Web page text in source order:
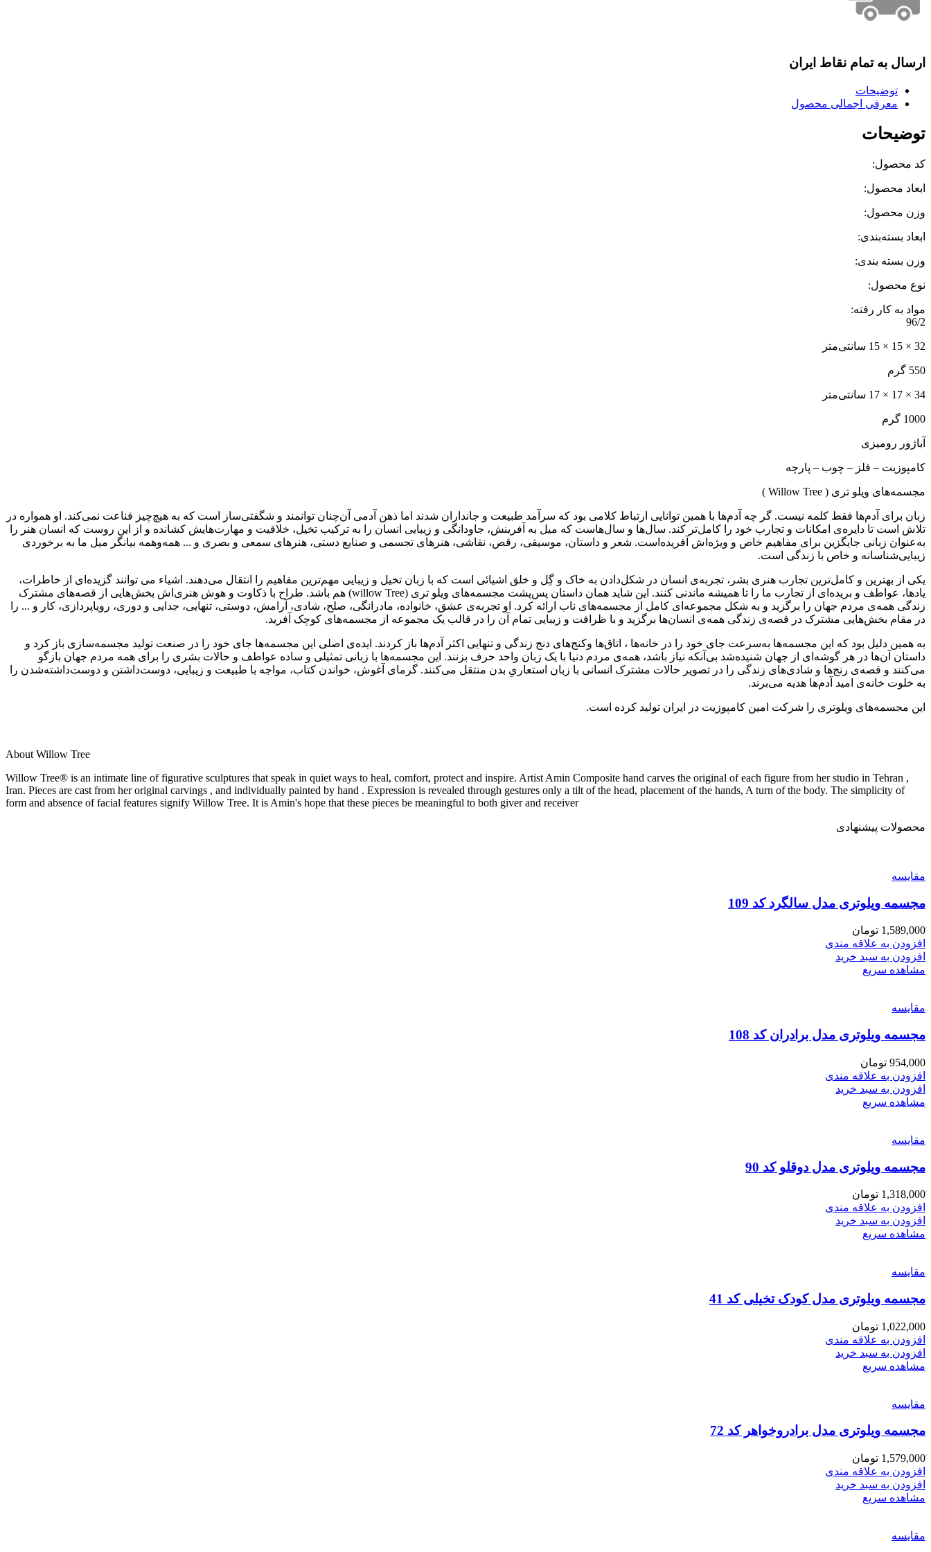
ارسال به تمام نقاط ایران
توضیحات
معرفی اجمالی محصول
توضیحات
کد محصول:
ابعاد محصول:
وزن محصول:
ابعاد بسته‌بندی:
وزن بسته بندی:
نوع محصول:
مواد به کار رفته:
96/2
32 × 15 × 15 سانتی‌متر
550 گرم
34 × 17 × 17 سانتی‌متر
1000 گرم
آباژور رومیزی
کامپوزیت – فلز – چوب – پارچه
مجسمه‌های ویلو تری ( Willow Tree )
زبان برای آدم‌ها فقط کلمه نیست. گر چه آدم‌ها با همین توانایی ارتباط کلامی بود که سرآمد طبیعت و جانداران شدند اما ذهن آدمی آن‌چنان توانمند و شگفتی‌ساز است که به هیچ‌چیز قناعت نمی‌کند. او همواره در
تلاش است تا دایره‌ی امکانات و تجارب خود را کامل‌تر کند. سال‌ها و سال‌هاست که میل به آفرینش، جاودانگی و زیبایی انسان را به ترکیب تخیل، خلاقیت و مهارت‌هایش کشانده و از این روست که انسان هنر را
به‌عنوان زبانی جایگزین برای مفاهیم خاص و ویژ‌ه‌اش آفریده‌است. شعر و داستان، موسیقی، رقص، نقاشی، هنرهای تجسمی و صنایع دستی، هنرهای سمعی و بصری و ... همه‌وهمه بیانگر میل ما به برخوردی
زیبایی‌شناسانه و خاص با زندگی است.
یکی از بهترین و کامل‌ترین تجارب هنری بشر، تجربه‌ی انسان در شکل‌دادن به خاک و گِل و خلق اشیائی است که با زبان تخیل و زیبایی مهم‌ترین مفاهیم را انتقال می‌دهند. اشیاء می توانند گزیده‌ای از خاطرات،
یادها، عواطف و بریده‌ای از تجارب ما را تا همیشه ماندنی کنند. این شاید همان داستان پس‌پشت مجسمه‌های ویلو تری (willow Tree) هم باشد. طراح با ذکاوت و هوش هنری‌اش بخش‌هایی از قصه‌های مشترک
زندگی همه‌ی مردم جهان را برگزید و به شکل مجموعه‌ای کامل از مجسمه‌های ناب ارائه کرد. او تجربه‌ی عشق، خانواده، مادرانگی، صلح، شادی، آرامش، دوستی، تنهایی، جدایی و دوری، رویاپردازی، کار و ... را
در مقام بخش‌هایی مشترک در قصه‌ی زندگی همه‌ی انسان‌ها برگزید و با ظرافت و زیبایی تمام آن را در قالب یک مجموعه از مجسمه‌های کوچک آفرید.
به همین دلیل بود که این مجسمه‌ها به‌سرعت جای خود را در خانه‌ها ، اتاق‌ها وکنج‌های دنج زندگی و تنهایی اکثر آدم‌ها باز کردند. ایده‌ی اصلی این مجسمه‌ها جای خود را در صنعت تولید مجسمه‌سازی باز کرد و
داستان آن‌ها در هر گوشه‌ای از جهان شنیده‌شد بی‌آنکه نیاز باشد، همه‌ی مردم دنیا با یک زبان واحد حرف بزنند. این مجسمه‌ها با زبانی تمثیلی و ساده عواطف و حالات بشری را برای همه مردم جهان بازگو
می‌کنند و قصه‌ی رنج‌ها و شادی‌های زندگی را در تصویر حالات مشترک انسانی با زبان استعاریِ بدن منتقل می‌کنند. گرمای آغوش، خواندن کتاب، مواجه با طبیعت و زیبایی، دوست‌داشتن و دوست‌داشته‌شدن را
به خلوت خانه‌ی امید آدم‌ها هدیه می‌برند.
این مجسمه‌های ویلوتری را شرکت امین کامپوزیت در ایران تولید کرده است.
About Willow Tree
Willow Tree® is an intimate line of figurative sculptures that speak in quiet ways to heal, comfort, protect and inspire. Artist Amin Composite hand carves the original of each figure from her studio in Tehran ,
Iran. Pieces are cast from her original carvings , and individually painted by hand . Expression is revealed through gestures only a tilt of the head, placement of the hands, A turn of the body. The simplicity of
form and absence of facial features signify Willow Tree. It is Amin's hope that these pieces be meaningful to both giver and receiver
محصولات پیشنهادی
مقایسه
مجسمه ویلوتری مدل سالگرد کد 109
1,589,000 تومان
افزودن به علاقه مندی
افزودن به سبد خرید
مشاهده سریع
مقایسه
مجسمه ویلوتری مدل برادران کد 108
954,000 تومان
افزودن به علاقه مندی
افزودن به سبد خرید
مشاهده سریع
مقایسه
مجسمه ویلوتری مدل دوقلو کد 90
1,318,000 تومان
افزودن به علاقه مندی
افزودن به سبد خرید
مشاهده سریع
مقایسه
مجسمه ویلوتری مدل کودک تخیلی کد 41
1,022,000 تومان
افزودن به علاقه مندی
افزودن به سبد خرید
مشاهده سریع
مقایسه
مجسمه ویلوتری مدل برادروخواهر کد 72
1,579,000 تومان
افزودن به علاقه مندی
افزودن به سبد خرید
مشاهده سریع
مقایسه